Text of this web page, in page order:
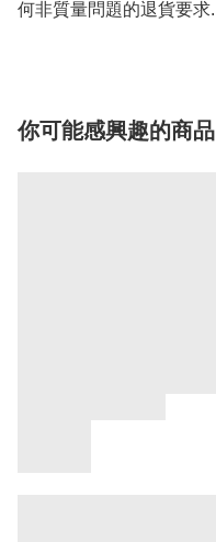
何非質量問題的退貨要求.
你可能感興趣的商品